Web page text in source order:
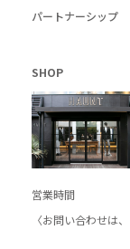
パートナーシップ
SHOP
営業時間
〈お問い合わせは、